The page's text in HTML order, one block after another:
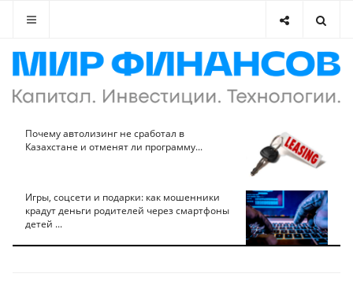
Почему автолизинг не сработал в
Казахстане и отменят ли программу...
Игры, соцсети и подарки: как мошенники
крадут деньги родителей через смартфоны
детей ...